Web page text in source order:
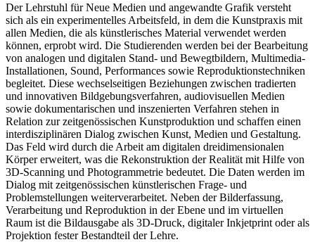
Der Lehrstuhl für Neue Medien und angewandte Grafik versteht
sich als ein experimentelles Arbeitsfeld, in dem die Kunstpraxis mit
allen Medien, die als künstlerisches Material verwendet werden
können, erprobt wird. Die Studierenden werden bei der Bearbeitung
von analogen und digitalen Stand- und Bewegtbildern, Multimedia-
Installationen, Sound, Performances sowie Reproduktionstechniken
begleitet. Diese wechselseitigen Beziehungen zwischen tradierten
und innovativen Bildgebungsverfahren, audiovisuellen Medien
sowie dokumentarischen und inszenierten Verfahren stehen in
Relation zur zeitgenössischen Kunstproduktion und schaffen einen
interdisziplinären Dialog zwischen Kunst, Medien und Gestaltung.
Das Feld wird durch die Arbeit am digitalen dreidimensionalen
Körper erweitert, was die Rekonstruktion der Realität mit Hilfe von
3D-Scanning und Photogrammetrie bedeutet. Die Daten werden im
Dialog mit zeitgenössischen künstlerischen Frage- und
Problemstellungen weiterverarbeitet. Neben der Bilderfassung,
Verarbeitung und Reproduktion in der Ebene und im virtuellen
Raum ist die Bildausgabe als 3D-Druck, digitaler Inkjetprint oder als
Projektion fester Bestandteil der Lehre.